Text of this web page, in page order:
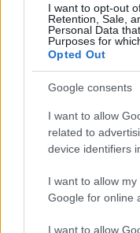
I want to opt-out
Retention, Sale,
Personal Data
Purposes for
Opted Out
Google consents
I want to allow
related to
device identifiers
I want to allow
Google for online
I want to allow
Comparaison des
travailleurs
Thomas Lefevre · 2 Août 2026